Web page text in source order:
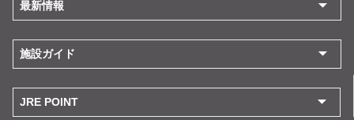
最新情報
施設ガイド
JRE POINT